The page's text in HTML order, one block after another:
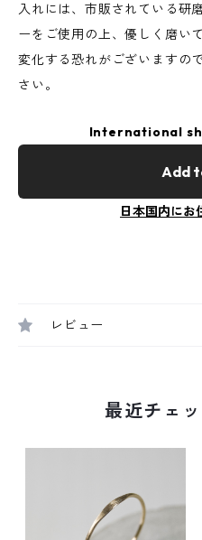
入れには、市販されている研
ーをご使用の上、優しく磨い
変化する恐れがございますの
さい。
International
Add
日本国内にお
レビュー
最近チェ